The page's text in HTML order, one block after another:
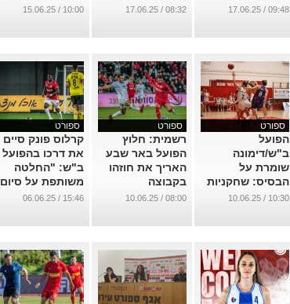
...
09:48 / 17.06.25
שלה
08:32 / 17.06.25
ההסבר המלא
10:00 / 15.06.25
ספורט
הפועל
ב"ש/דימונה
שומרת על
הבסיס: שחקניות
נוספות האריכו
...
10:30 / 10.06.25
ספורט
רשמית: חלוץ
הפועל באר שבע
האריך את חוזהו
בקבוצה
...
08:00 / 10.06.25
ספורט
קרלוס פונק סיים
את דרכו בהפועל
ב"ש: "החלטה
משותפת על סיום
ההתקשרות"
15:46 / 06.06.25